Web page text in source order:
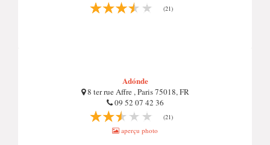
(21)
Adónde
8 ter rue Affre , Paris 75018, FR
09 52 07 42 36
(21)
aperçu photo